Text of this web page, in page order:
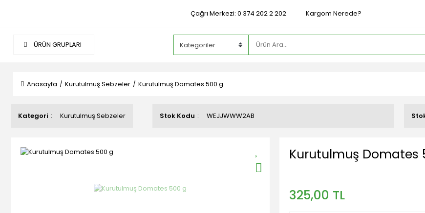
Çağrı Merkezi: 0 374 202 2 202 Kargom Nerede?
ÜRÜN GRUPLARI
Anasayfa Kurutulmuş Sebzeler Kurutulmuş Domates 500 g
Kategori Kurutulmuş Sebzeler Stok Kodu WEJJWWW2AB
Kurutulmuş Domates
325,00 TL